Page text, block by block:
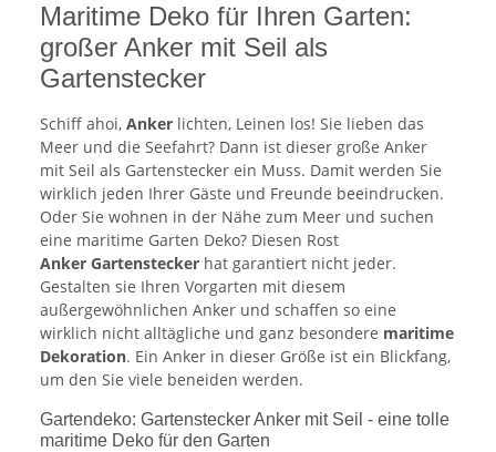
Maritime Deko für Ihren Garten:
großer Anker mit Seil als
Gartenstecker
Schiff ahoi, Anker lichten, Leinen los! Sie lieben das
Meer und die Seefahrt? Dann ist dieser große Anker
mit Seil als Gartenstecker ein Muss. Damit werden Sie
wirklich jeden Ihrer Gäste und Freunde beeindrucken.
Oder Sie wohnen in der Nähe zum Meer und suchen
eine maritime Garten Deko? Diesen Rost
Anker Gartenstecker hat garantiert nicht jeder.
Gestalten sie Ihren Vorgarten mit diesem
außergewöhnlichen Anker und schaffen so eine
wirklich nicht alltägliche und ganz besondere maritime
Dekoration. Ein Anker in dieser Größe ist ein Blickfang,
um den Sie viele beneiden werden.
Gartendeko: Gartenstecker Anker mit Seil - eine tolle
maritime Deko für den Garten